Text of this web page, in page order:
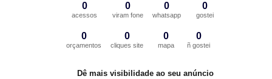
0
acessos
0
viram fone
0
whatsapp
0
gostei
0
orçamentos
0
cliques site
0
mapa
0
ñ gostei
Dê mais visibilidade ao seu anúncio